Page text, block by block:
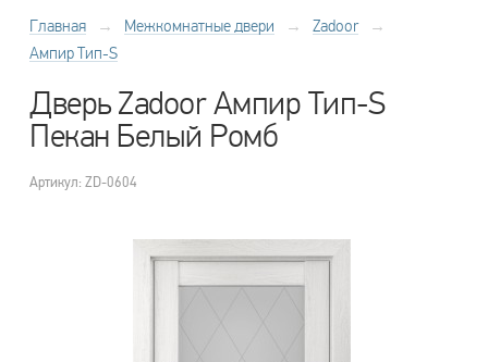
Главная → Межкомнатные двери → Zadoor
→
Ампир Тип-S
Дверь Zadoor Ампир Тип-S
Пекан Белый Ромб
Артикул: ZD-0604